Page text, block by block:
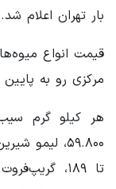
بار تهران اعلام شد.
قیمت انواع
مرکزی رو به